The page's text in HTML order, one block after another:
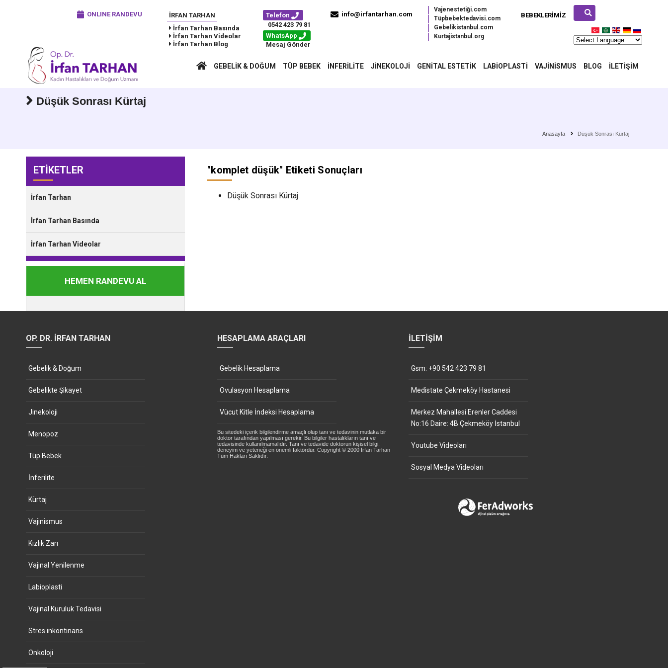
ONLINE RANDEVU
İRFAN TARHAN
İrfan Tarhan Basında
İrfan Tarhan Videolar
İrfan Tarhan Blog
BEBEKLERIMIZ
Vajenestetiği.com
Tüpbebektedavisi.com
Gebelikistanbul.com
Kurtajistanbul.org
Telefon
0542 423 79 81
WhatsApp
Mesaj Gönder
info@irfantarhan.com
GEBELIK & DOĞUM TÜP BEBEK İNFERILITE JINEKOLOJI GENITAL ESTETIK LABIOPLASTI VAJINISMUS BLOG İLETIŞIM
Düşük Sonrası Kürtaj
Anasayfa Düşük Sonrası Kürtaj
ETİKETLER
İrfan Tarhan
İrfan Tarhan Basında
İrfan Tarhan Videolar
HEMEN RANDEVU AL
"komplet düşük" Etiketi Sonuçları
Düşük Sonrası Kürtaj
OP. DR. İRFAN TARHAN
Gebelik & Doğum
Gebelikte Şikayet
Jinekoloji
Menopoz
Tüp Bebek
İnferilite
Kürtaj
Vajinismus
Kızlık Zarı
Vajinal Yenilenme
Labioplasti
Vajinal Kuruluk Tedavisi
Stres inkontinans
Onkoloji
HESAPLAMA ARAÇLARI
Gebelik Hesaplama
Ovulasyon Hesaplama
Vücut Kitle İndeksi Hesaplama
Bu sitedeki içerik bilgilendirme amaçlı olup tanı ve tedavinin mutlaka bir
doktor tarafından yapılması gerekir. Bu bilgiler hastalıkların tanı ve
tedavisinde kullanılmamalıdır. Tanı ve tedavide doktorun kişisel bilgi,
deneyim ve yeteneği en önemli faktördür. Copyright © 2000 İrfan Tarhan
Tüm Hakları Saklıdır.
İLETIŞIM
Gsm: +90 542 423 79 81
Medistate Çekmeköy Hastanesi
Merkez Mahallesi Erenler Caddesi
No:16 Daire: 4B Çekmeköy İstanbul
Youtube Videoları
Sosyal Medya Videoları